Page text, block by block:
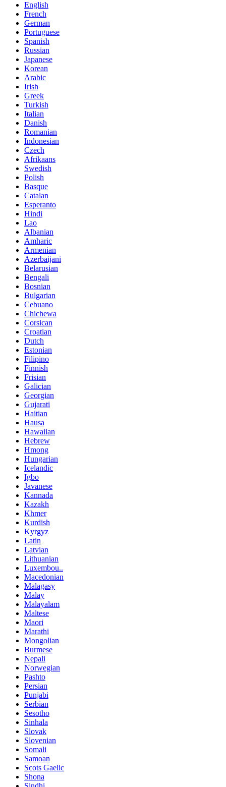
English
French
German
Portuguese
Spanish
Russian
Japanese
Korean
Arabic
Irish
Greek
Turkish
Italian
Danish
Romanian
Indonesian
Czech
Afrikaans
Swedish
Polish
Basque
Catalan
Esperanto
Hindi
Lao
Albanian
Amharic
Armenian
Azerbaijani
Belarusian
Bengali
Bosnian
Bulgarian
Cebuano
Chichewa
Corsican
Croatian
Dutch
Estonian
Filipino
Finnish
Frisian
Galician
Georgian
Gujarati
Haitian
Hausa
Hawaiian
Hebrew
Hmong
Hungarian
Icelandic
Igbo
Javanese
Kannada
Kazakh
Khmer
Kurdish
Kyrgyz
Latin
Latvian
Lithuanian
Luxembou..
Macedonian
Malagasy
Malay
Malayalam
Maltese
Maori
Marathi
Mongolian
Burmese
Nepali
Norwegian
Pashto
Persian
Punjabi
Serbian
Sesotho
Sinhala
Slovak
Slovenian
Somali
Samoan
Scots Gaelic
Shona